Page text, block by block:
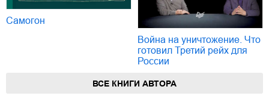
Самогон
Война на уничтожение. Что
готовил Третий рейх для
России
ВСЕ КНИГИ АВТОРА